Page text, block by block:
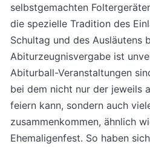
selbstgemachten
die spezielle Tradition des
Schultag und des Ausläutens
Abiturzeugnisvergabe ist
Abiturball-Veranstaltungen
bei dem nicht nur der jeweils
feiern kann, sondern auch
zusammenkommen, ähnlich
Ehemaligenfest. So haben